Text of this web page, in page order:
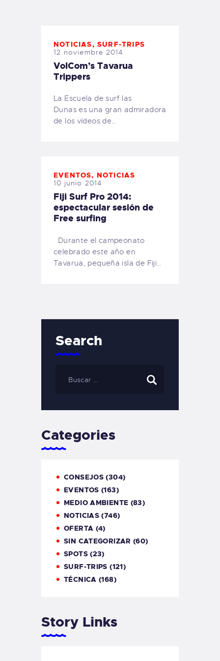
NOTICIAS,SURF-TRIPS
12 noviembre 2014
VolCom’s Tavarua
Trippers
La Escuela de surf las
Dunas es una gran admiradora
de los vídeos de…
EVENTOS, NOTICIAS
10 junio 2014
Fiji Surf Pro 2014:
espectacular sesión de
Free surfing
Durante el campeonato
celebrado este año en
Tavarua, pequeña isla de Fiji…
Search
Categories
CONSEJOS (304)
EVENTOS (163)
MEDIO AMBIENTE (83)
NOTICIAS (746)
OFERTA (4)
SIN CATEGORIZAR (60)
SPOTS(23)
SURF-TRIPS (121)
TÉCNICA (168)
Story Links